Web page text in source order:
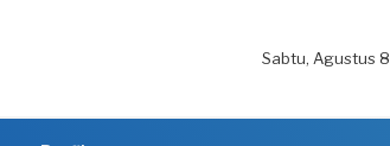
Sabtu, Agustus 8